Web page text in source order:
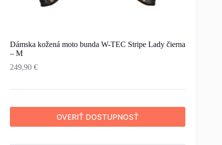
Dámska kožená moto bunda W-TEC Stripe Lady čierna
– M
249,90 €
OVERIŤ DOSTUPNOSŤ